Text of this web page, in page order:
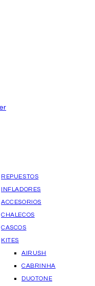
REPUESTOS
INFLADORES
ACCESORIOS
CHALECOS
CASCOS
KITES
AIRUSH
CABRINHA
DUOTONE